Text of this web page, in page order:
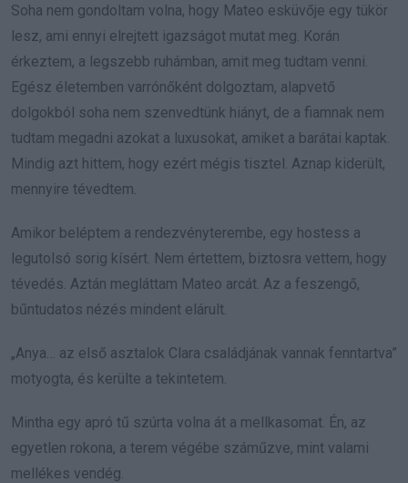
Soha nem gondoltam volna, hogy Mateo esküvője egy tükör
lesz, ami ennyi elrejtett igazságot mutat meg. Korán
érkeztem, a legszebb ruhámban, amit meg tudtam venni.
Egész életemben varrónőként dolgoztam, alapvető
dolgokból soha nem szenvedtünk hiányt, de a fiamnak nem
tudtam megadni azokat a luxusokat, amiket a barátai kaptak.
Mindig azt hittem, hogy ezért mégis tisztel. Aznap kiderült,
mennyire tévedtem.
Amikor beléptem a rendezvényterembe, egy hostess a
legutolsó sorig kísért. Nem értettem, biztosra vettem, hogy
tévedés. Aztán megláttam Mateo arcát. Az a feszengő,
bűntudatos nézés mindent elárult.
„Anya… az első asztalok Clara családjának vannak fenntartva”
motyogta, és kerülte a tekintetem.
Mintha egy apró tű szúrta volna át a mellkasomat. Én, az
egyetlen rokona, a terem végébe száműzve, mint valami
mellékes vendég.